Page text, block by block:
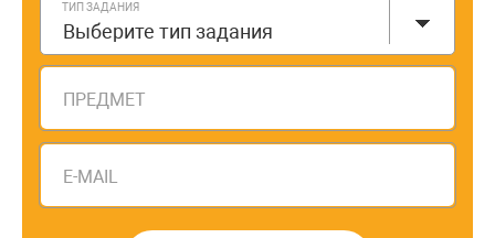
ТИП ЗАДАНИЯ
Выберите тип задания
ПРЕДМЕТ
E-MAIL